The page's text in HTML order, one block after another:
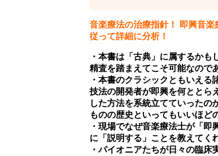
音楽療法の治療指針！ 即興音
従って詳細に分析！
・本書は「古典」に属するか
精査を踏まえてこそ可能なので
・本書のクラシックともいえ
技法の開発者が即興を何ととら
した方法を系統立てていったの
ものの歴史といってもいいほど
・現場でなぜ音楽療法士が「
に「説明する」ことを教えてく
・パイオニアたちが日々の臨